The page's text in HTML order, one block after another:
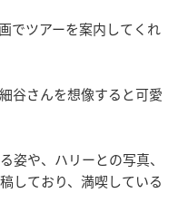
でツアーを案内してくれ
谷さんを想像すると可愛
姿や、ハリーとの写真、
しており、満喫している